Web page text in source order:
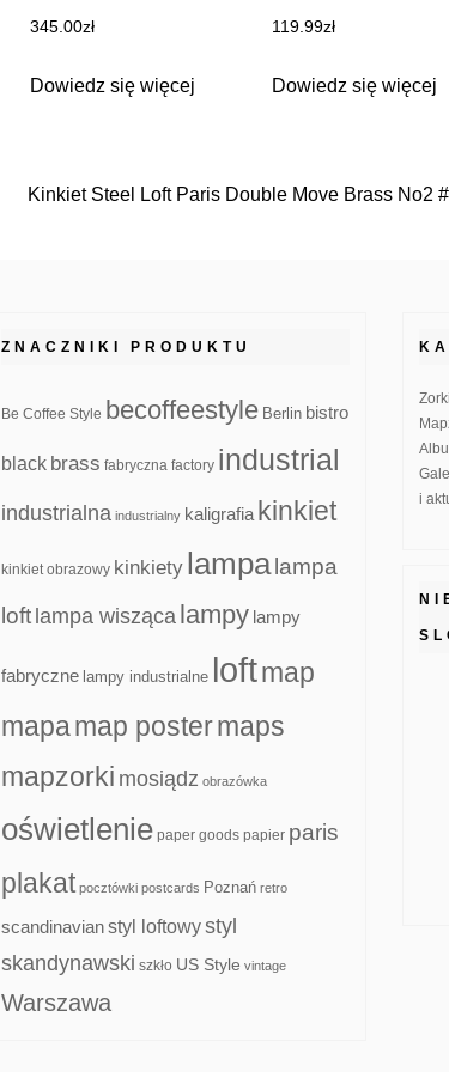
345.00zł
Dowiedz się więcej
119.99zł
Dowiedz się więcej
Kinkiet Steel Loft Paris Double Move Brass No2
ZNACZNIKI PRODUKTU
Be Coffee Style becoffeestyle Berlin bistro
black brass fabryczna factory industrial
industrialna industrialny kaligrafia kinkiet
kinkiet obrazowy kinkiety lampa lampa
loft lampa wisząca lampy lampy
fabryczne lampy industrialne loftmap
mapamap postermaps
mapzorki mosiądz obrazówka
oświetlenie paper goods papier paris
plakat pocztówki postcards Poznań retro
scandinavianstyl loftowystyl
skandynawski szkło US Style vintage
Warszawa
i